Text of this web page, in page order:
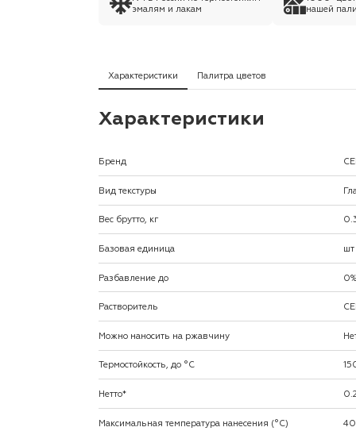
эмалям и лакам
нашей
Характеристики Палитра цветов
Характеристики
Бренд
Вид текстуры
Вес брутто, кг
Базовая единица шт
Разбавление до 0%
Растворитель
Можно наносить на ржавчину
Термостойкость, до °C
Нетто*
Максимальная температура нанесения (°С) 40